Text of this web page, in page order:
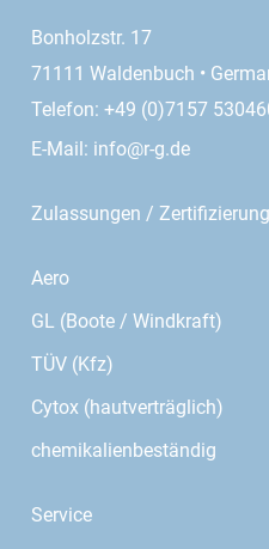
Bonholzstr. 17
71111 Waldenbuch •
Telefon: +49 (0)7157
E-Mail: info@r-g.de
Zulassungen /
Aero
GL (Boote / Windkraft)
TÜV (Kfz)
Cytox (hautverträglich)
chemikalienbeständig
Service